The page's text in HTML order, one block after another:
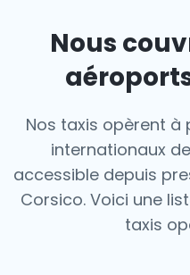
Nous
Nos taxis opèrent
internationaux
accessible depuis
Corsico. Voici une
taxis